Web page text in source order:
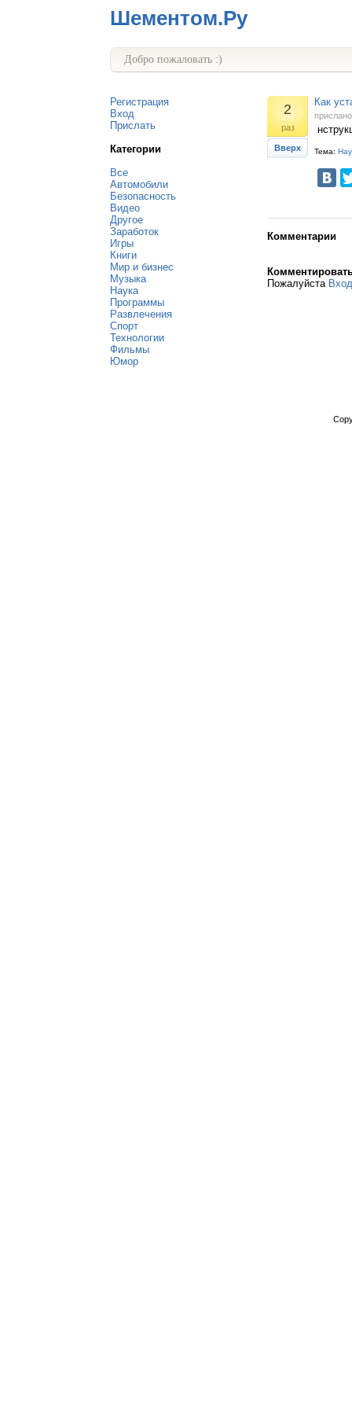
Шементом.Ру
Добро пожаловать :)
Регистрация
Вход
Прислать
Категории
Все
Автомобили
Безопасность
Видео
Другое
Заработок
Игры
Книги
Мир и бизнес
Музыка
Наука
Программы
Развлечения
Спорт
Технологии
Фильмы
Юмор
2
раз
Вверх
Как
Тема:
Комментарии
Пожалуйста Вход